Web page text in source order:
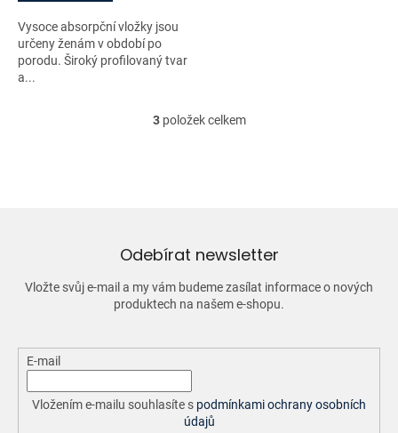
Vysoce absorpční vložky jsou
určeny ženám v období po
porodu. Široký profilovaný tvar
a...
O
í
p
r
v
k
v
i
s
3položek celkem
Odebírat newsletter
Vložte svůj e-mail a my vám budeme zasílat informace o nových
produktech na našem e-shopu.
E-mail
Vložením e-mailu souhlasíte s podmínkami ochrany osobních
údajů